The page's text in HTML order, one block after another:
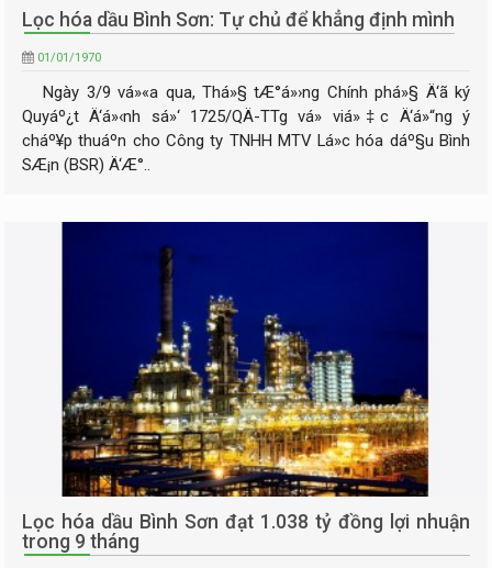
Lọc hóa dầu Bình Sơn: Tự chủ để khẳng định mình
01/01/1970
Ngày 3/9 vá»«a qua, Thá»§ tÆ°á»›ng Chính phá»§ Ä‘ã ký
Quyáº¿t Ä‘á»‹nh sá»‘ 1725/QÄ-TTg vá» viá»‡c Ä‘á»“ng ý
cháº¥p thuáº­n cho Công ty TNHH MTV Lá»c hóa dáº§u Bình
SÆ¡n (BSR) Ä‘Æ°..
Lọc hóa dầu Bình Sơn đạt 1.038 tỷ đồng lợi nhuận
trong 9 tháng